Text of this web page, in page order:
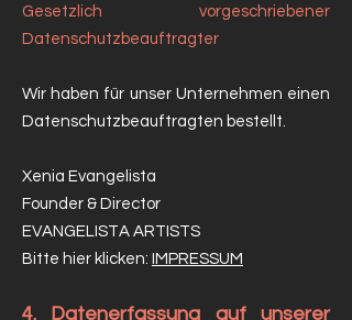
Gesetzlich vorgeschriebener
Datenschutzbeauftragter
Wir haben für unser Unternehmen einen
Datenschutzbeauftragten bestellt.
Xenia Evangelista
Founder & Director
EVANGELISTA ARTISTS
Bitte hier klicken: IMPRESSUM
4. Datenerfassung auf unserer